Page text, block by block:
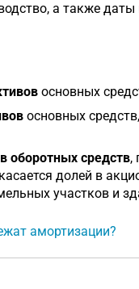
а также
основных
основных
оборотных средств,
долей в
участков и
амортизации?